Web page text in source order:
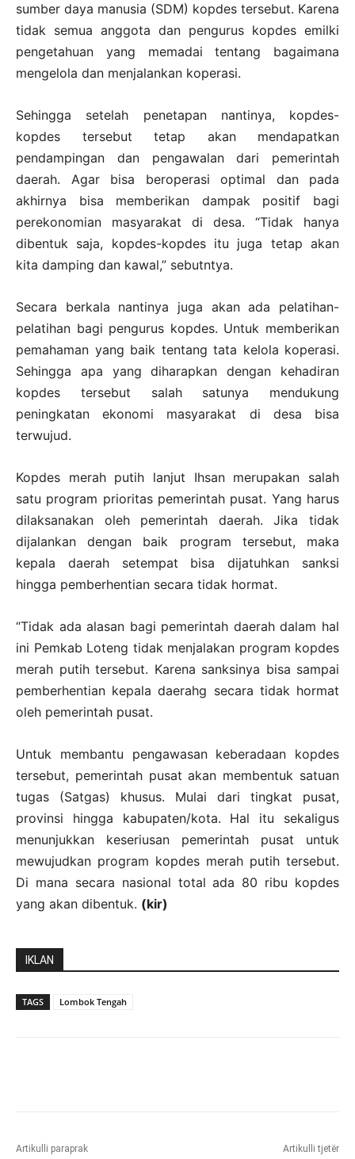
sumber daya manusia (SDM) kopdes tersebut. Karena
tidak semua anggota dan pengurus kopdes emilki
pengetahuan yang memadai tentang bagaimana
mengelola dan menjalankan koperasi.
Sehingga setelah penetapan nantinya, kopdes-
kopdes tersebut tetap akan mendapatkan
pendampingan dan pengawalan dari pemerintah
daerah. Agar bisa beroperasi optimal dan pada
akhirnya bisa memberikan dampak positif bagi
perekonomian masyarakat di desa. “Tidak hanya
dibentuk saja, kopdes-kopdes itu juga tetap akan
kita damping dan kawal,” sebutntya.
Secara berkala nantinya juga akan ada pelatihan-
pelatihan bagi pengurus kopdes. Untuk memberikan
pemahaman yang baik tentang tata kelola koperasi.
Sehingga apa yang diharapkan dengan kehadiran
kopdes tersebut salah satunya mendukung
peningkatan ekonomi masyarakat di desa bisa
terwujud.
Kopdes merah putih lanjut Ihsan merupakan salah
satu program prioritas pemerintah pusat. Yang harus
dilaksanakan oleh pemerintah daerah. Jika tidak
dijalankan dengan baik program tersebut, maka
kepala daerah setempat bisa dijatuhkan sanksi
hingga pemberhentian secara tidak hormat.
“Tidak ada alasan bagi pemerintah daerah dalam hal
ini Pemkab Loteng tidak menjalakan program kopdes
merah putih tersebut. Karena sanksinya bisa sampai
pemberhentian kepala daerahg secara tidak hormat
oleh pemerintah pusat.
Untuk membantu pengawasan keberadaan kopdes
tersebut, pemerintah pusat akan membentuk satuan
tugas (Satgas) khusus. Mulai dari tingkat pusat,
provinsi hingga kabupaten/kota. Hal itu sekaligus
menunjukkan keseriusan pemerintah pusat untuk
mewujudkan program kopdes merah putih tersebut.
Di mana secara nasional total ada 80 ribu kopdes
yang akan dibentuk. (kir)
IKLAN
TAGS Lombok Tengah
Artikulli paraprak Artikulli tjetër